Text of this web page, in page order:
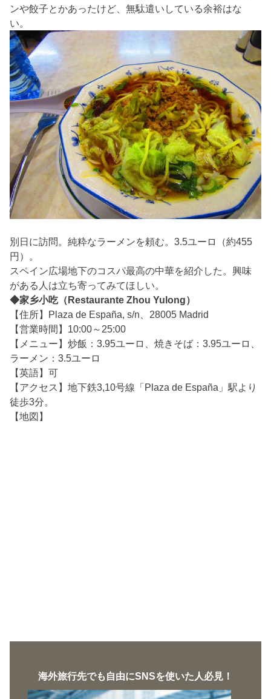
ンや餃子とかあったけど、無駄遣いしている余裕はな
い。
別日に訪問。純粋なラーメンを頼む。3.5ユーロ（約455
円）。
スペイン広場地下のコスパ最高の中華を紹介した。興味
がある人は立ち寄ってみてほしい。
◆家乡小吃（Restaurante Zhou Yulong）
【住所】Plaza de España, s/n、28005 Madrid
【営業時間】10:00～25:00
【メニュー】炒飯：3.95ユーロ、焼きそば：3.95ユーロ、
ラーメン：3.5ユーロ
【英語】可
【アクセス】地下鉄3,10号線「Plaza de España」駅より
徒歩3分。
【地図】
海外旅行先でも自由にSNSを使いた人必見！